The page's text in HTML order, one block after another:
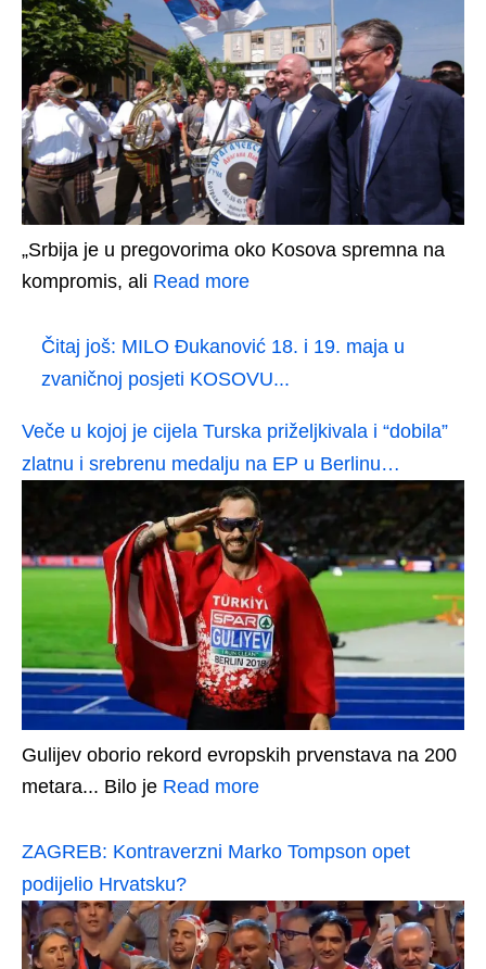
„Srbija je u pregovorima oko Kosova spremna na
kompromis, ali Read more
Čitaj još: MILO Đukanović 18. i 19. maja u
zvaničnoj posjeti KOSOVU...
Veče u kojoj je cijela Turska priželjkivala i “dobila”
zlatnu i srebrenu medalju na EP u Berlinu…
Gulijev oborio rekord evropskih prvenstava na 200
metara... Bilo je Read more
ZAGREB: Kontraverzni Marko Tompson opet
podijelio Hrvatsku?